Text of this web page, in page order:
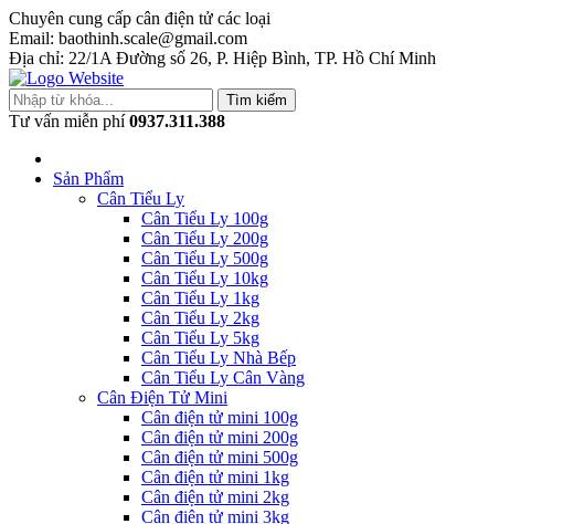
Chuyên cung cấp cân điện tử các loại
Email: baothinh.scale@gmail.com
Địa chỉ: 22/1A Đường số 26, P. Hiệp Bình, TP. Hồ Chí Minh
Tìm kiếm
Tư vấn miễn phí 0937.311.388
Sản Phẩm
Cân Tiểu Ly
Cân Tiểu Ly 100g
Cân Tiểu Ly 200g
Cân Tiểu Ly 500g
Cân Tiểu Ly 10kg
Cân Tiểu Ly 1kg
Cân Tiểu Ly 2kg
Cân Tiểu Ly 5kg
Cân Tiểu Ly Nhà Bếp
Cân Tiểu Ly Cân Vàng
Cân Điện Tử Mini
Cân điện tử mini 100g
Cân điện tử mini 200g
Cân điện tử mini 500g
Cân điện tử mini 1kg
Cân điện tử mini 2kg
Cân điện tử mini 3kg